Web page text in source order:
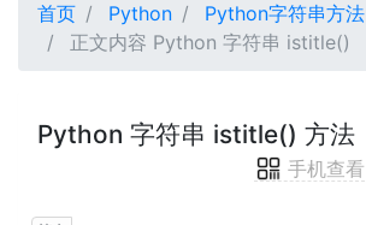
首页 Python
Python字符串方法
正文内容 Python 字符串 istitle()
Python 字符串 istitle() 方法
手机查看